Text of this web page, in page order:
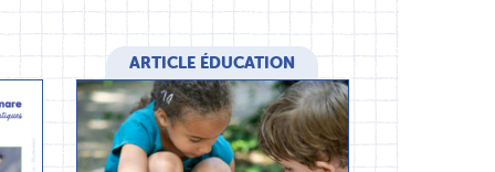
ARTICLE ÉDUCATION